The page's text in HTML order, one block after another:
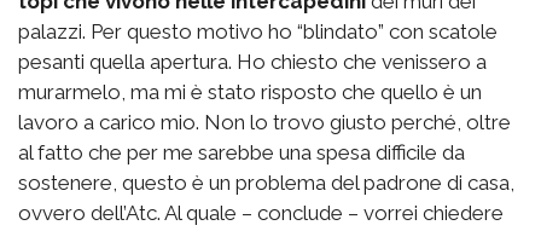
palazzi. Per questo motivo ho “blindato” con scatole
pesanti quella apertura. Ho chiesto che venissero a
murarmelo, ma mi è stato risposto che quello è un
lavoro a carico mio. Non lo trovo giusto perché, oltre
al fatto che per me sarebbe una spesa difficile da
sostenere, questo è un problema del padrone di casa,
ovvero dell’Atc. Al quale – conclude – vorrei chiedere